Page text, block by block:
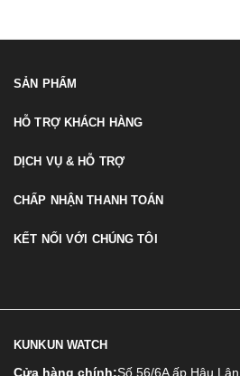
SẢN PHẨM
HỖ TRỢ KHÁCH HÀNG
DỊCH VỤ & HỖ TRỢ
CHẤP NHẬN THANH TOÁN
KẾT NỐI VỚI CHÚNG TÔI
KUNKUN WATCH
Cửa hàng chính:Số 56/6A ấp Hậu